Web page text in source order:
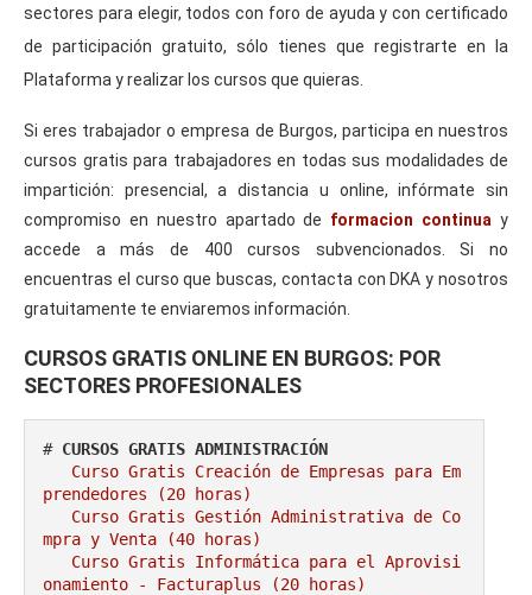
sectores para elegir, todos con foro de ayuda y con certificado
de participación gratuito, sólo tienes que registrarte en la
Plataforma y realizar los cursos que quieras.
Si eres trabajador o empresa de Burgos, participa en nuestros
cursos gratis para trabajadores en todas sus modalidades de
impartición: presencial, a distancia u online, infórmate sin
compromiso en nuestro apartado de formacion continua y
accede a más de 400 cursos subvencionados. Si no
encuentras el curso que buscas, contacta con DKA y nosotros
gratuitamente te enviaremos información.
CURSOS GRATIS ONLINE EN BURGOS: POR
SECTORES PROFESIONALES
# CURSOS GRATIS ADMINISTRACIÓN
Curso Gratis Creación de Empresas para Em
prendedores (20 horas)
Curso Gratis Gestión Administrativa de Co
mpra y Venta (40 horas)
Curso Gratis Informática para el Aprovisi
onamiento - Facturaplus (20 horas)